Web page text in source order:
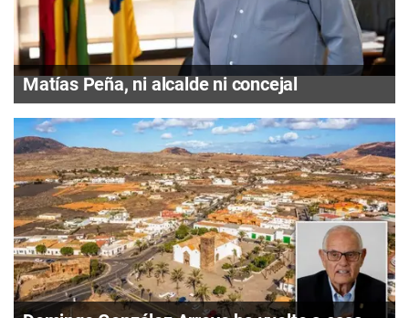
Matías Peña, ni alcalde ni concejal